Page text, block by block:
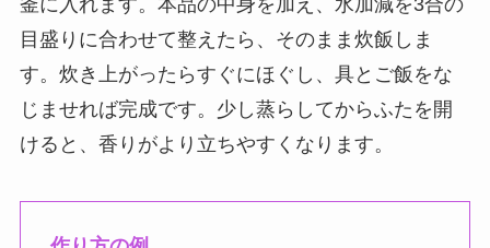
釜に入れます。本品の中身を加え、水加減を3合の
目盛りに合わせて整えたら、そのまま炊飯しま
す。炊き上がったらすぐにほぐし、具とご飯をな
じませれば完成です。少し蒸らしてからふたを開
けると、香りがより立ちやすくなります。